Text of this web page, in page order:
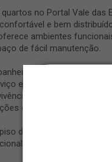
no Portal Vale das
e bem
ambientes
de fácil manutenção.
social com box,
e 1 vaga de garagem. A
enquanto a cozinha
e melhor organização
de madeira e gesso,
e boa estrutura